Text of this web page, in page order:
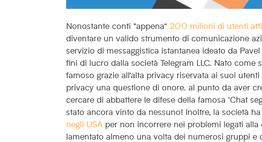
Nonostante conti “appena” 200 milioni di utenti
diventare un valido strumento di comunicazione
servizio di messaggistica istantanea ideato da
fini di lucro dalla società Telegram LLC. Nato
famoso grazie all’alta privacy riservata ai suoi
privacy una questione di onore. al punto da aver
cercare di abbattere le difese della famosa ‘Chat
stato ancora vinto da nessuno! Inoltre, la società ha
negli USA per non incorrere nei problemi legati alla
lamentato almeno una volta dei numerosi gruppi